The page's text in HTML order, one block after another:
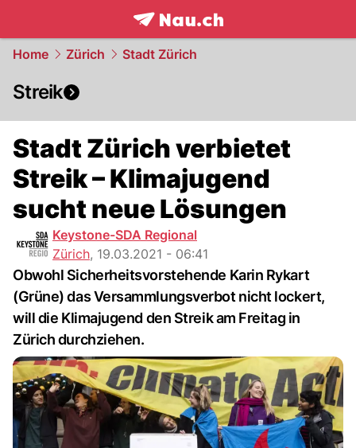
frontpage.NAU.ch
Home Zürich Stadt Zürich
Streik
Stadt Zürich verbietet
Streik – Klimajugend
sucht neue Lösungen
Keystone-SDA Regional
Zürich, 19.03.2021 - 06:41
Obwohl Sicherheitsvorstehende Karin Rykart
(Grüne) das Versammlungsverbot nicht lockert,
will die Klimajugend den Streik am Freitag in
Zürich durchziehen.